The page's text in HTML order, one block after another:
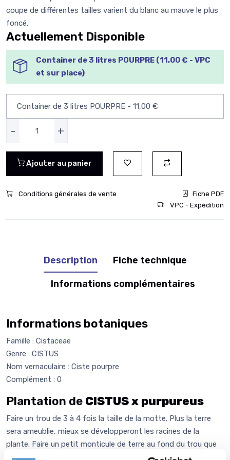
coupe de différentes tailles varient du blanc au mauve le plus
foncé.
Actuellement Disponible
Container de 3 litres POURPRE (11,00 € - VPC
et sur place)
- +
Ajouter au panier
Conditions générales de vente
Fiche PDF
VPC - Expédition
Description Fiche technique
Informations complémentaires
Informations botaniques
Famille : Cistaceae
Genre : CISTUS
Nom vernaculaire : Ciste pourpre
Complément : 0
Plantation de CISTUS x purpureus
Faire un trou de 3 à 4 fois la taille de la motte. Plus la terre
sera ameublie, mieux se développeront les racines de la
plante. Faire un petit monticule de terre au fond du trou que
vous allez venir écraser avec la motte de votre CISTUS x